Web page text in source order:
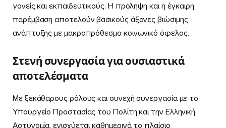
γονείς και εκπαιδευτικούς. Η πρόληψη και η έγκαιρη
παρέμβαση αποτελούν βασικούς άξονες βιώσιμης
ανάπτυξης με μακροπρόθεσμο κοινωνικό όφελος.
Στενή συνεργασία για ουσιαστικά
αποτελέσματα
Με ξεκάθαρους ρόλους και συνεχή συνεργασία με το
Υπουργείο Προστασίας του Πολίτη και την Ελληνική
Αστυνομία, ενισχύεται καθημερινά το πλαίσιο